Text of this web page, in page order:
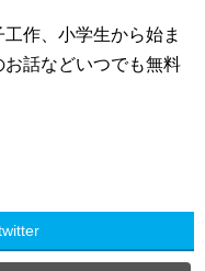
作、小学生から始ま
話などいつでも無料